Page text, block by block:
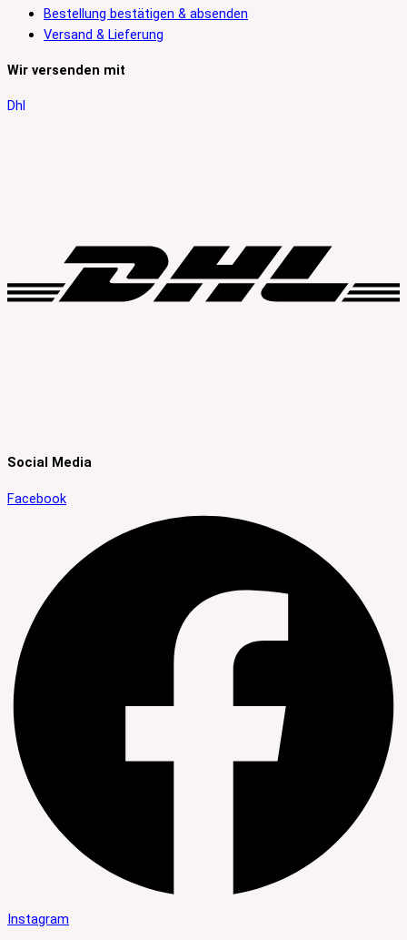
Bestellung bestätigen & absenden
Versand & Lieferung
Wir versenden mit
Dhl
Social Media
Facebook
Instagram